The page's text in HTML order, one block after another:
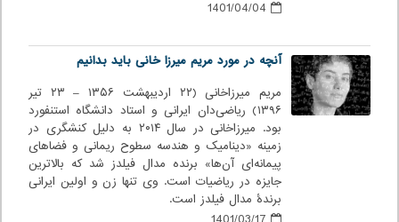
آنچه در مورد مریم میرزا خانی باید بدانیم
مریم میرزاخانی (۲۲ اردیبهشت ۱۳۵۶ – ۲۳ تیر
۱۳۹۶) ریاضی‌دان ایرانی و استاد دانشگاه استنفورد
بود. میرزاخانی در سال ۲۰۱۴ به دلیل کنشگری در
زمینه «دینامیک و هندسه سطوح ریمانی و فضاهای
پیمانه‌ای آن‌ها» برنده مدال فیلدز شد که بالاترین
جایزه در ریاضیات است. وی تنها زن و اولین ایرانی
برندهٔ مدال فیلدز است.